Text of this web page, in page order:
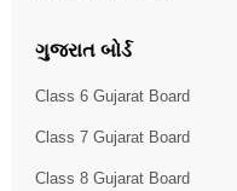
ગુજરાત બોર્ડ
Class 6 Gujarat Board
Class 7 Gujarat Board
Class 8 Gujarat Board